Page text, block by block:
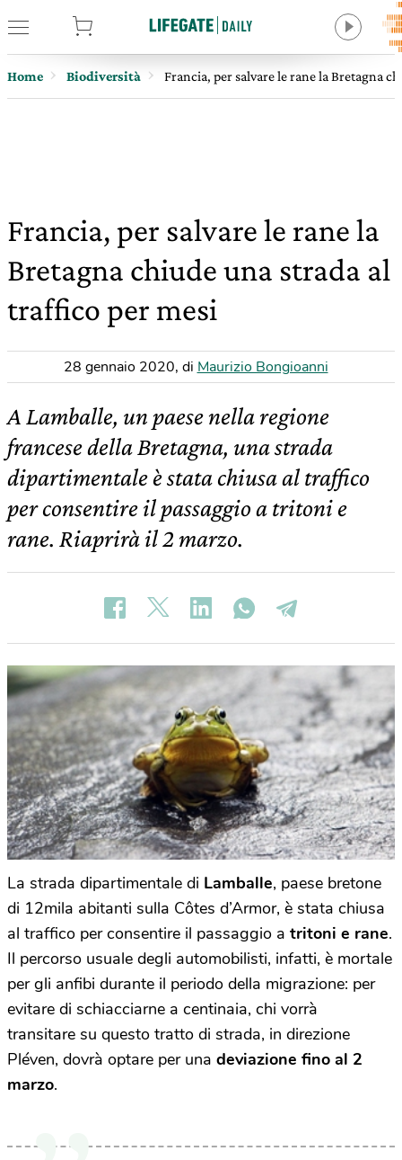
Home Biodiversità Francia, per salvare le rane la Bretagna
Francia, per salvare le rane la
Bretagna chiude una strada al
traffico per mesi
28 gennaio 2020, di Maurizio Bongioanni
A Lamballe, un paese nella regione
francese della Bretagna, una strada
dipartimentale è stata chiusa al traffico
per consentire il passaggio a tritoni e
rane. Riaprirà il 2 marzo.
La strada dipartimentale di Lamballe, paese bretone
di 12mila abitanti sulla Côtes d’Armor, è stata chiusa
al traffico per consentire il passaggio a tritoni e rane.
Il percorso usuale degli automobilisti, infatti, è mortale
per gli anfibi durante il periodo della migrazione: per
evitare di schiacciarne a centinaia, chi vorrà
transitare su questo tratto di strada, in direzione
Pléven, dovrà optare per una deviazione fino al 2
marzo.